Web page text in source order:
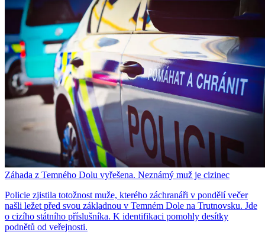
Záhada z Temného Dolu vyřešena. Neznámý muž je cizinec
Policie zjistila totožnost muže, kterého záchranáři v pondělí večer
našli ležet před svou základnou v Temném Dole na Trutnovsku. Jde
o cizího státního příslušníka. K identifikaci pomohly desítky
podnětů od veřejnosti.